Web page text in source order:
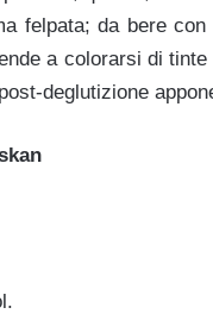
felpata; da bere
a colorarsi di tinte
deglutizione